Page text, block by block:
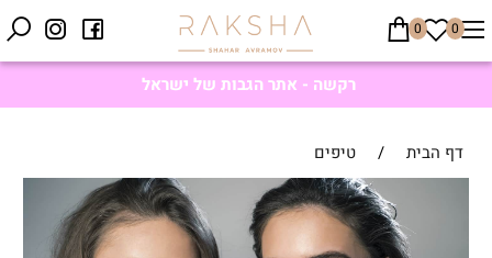
רקשה - אתר הגבות של ישראל
0
0
דף הבית / טיפים